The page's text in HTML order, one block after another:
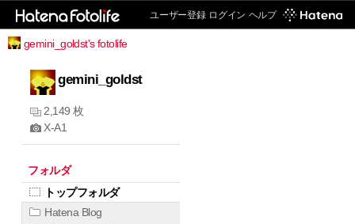
ユーザー登録 ログイン ヘルプ
gemini_goldst's fotolife
gemini_goldst
2,149 枚
X-A1
フォルダ
トップフォルダ
Hatena Blog